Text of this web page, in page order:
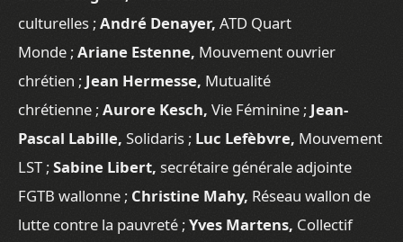
culturelles ;André Denayer, ATD Quart
Monde ;Ariane Estenne, Mouvement ouvrier
chrétien ; Jean Hermesse, Mutualité
chrétienne ;Aurore Kesch, Vie Féminine ; Jean-
Pascal Labille, Solidaris ; Luc Lefèbvre, Mouvement
LST ;Sabine Libert, secrétaire générale adjointe
FGTB wallonne ; Christine Mahy, Réseau wallon de
lutte contre la pauvreté ;Yves Martens, Collectif